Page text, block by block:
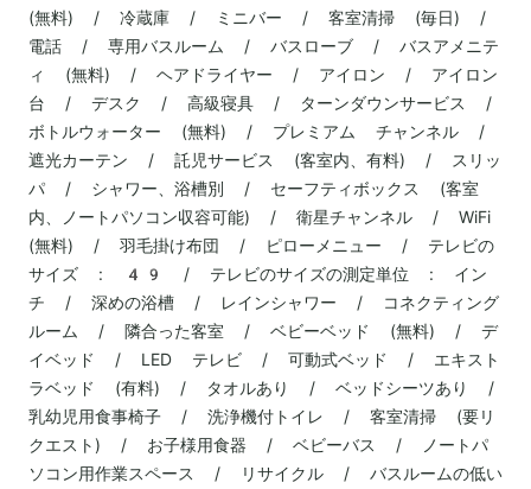
(無料) / 冷蔵庫 / ミニバー / 客室清掃 (毎日) /
電話 / 専用バスルーム / バスローブ / バスアメニテ
ィ (無料) / ヘアドライヤー / アイロン / アイロン
台 / デスク / 高級寝具 / ターンダウンサービス /
ボトルウォーター (無料) / プレミアム チャンネル /
遮光カーテン / 託児サービス (客室内、有料) / スリッ
パ / シャワー、浴槽別 / セーフティボックス (客室
内、ノートパソコン収容可能) / 衛星チャンネル / WiFi
(無料) / 羽毛掛け布団 / ピローメニュー / テレビの
サイズ : 49 / テレビのサイズの測定単位 : イン
チ / 深めの浴槽 / レインシャワー / コネクティング
ルーム / 隣合った客室 / ベビーベッド (無料) / デ
イベッド / LED テレビ / 可動式ベッド / エキスト
ラベッド (有料) / タオルあり / ベッドシーツあり /
乳幼児用食事椅子 / 洗浄機付トイレ / 客室清掃 (要リ
クエスト) / お子様用食器 / ベビーバス / ノートパ
ソコン用作業スペース / リサイクル / バスルームの低い